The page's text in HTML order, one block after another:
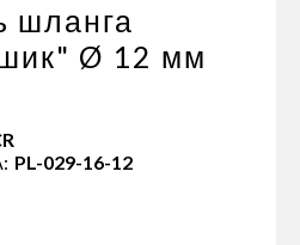
и
шланга
Ø 12 мм
PL-029-16-12